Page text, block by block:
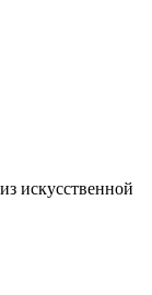
искусственной